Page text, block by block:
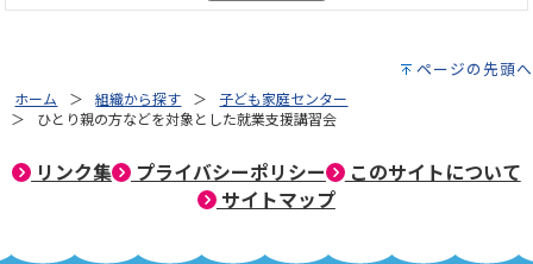
ページの先頭へ
ホーム 組織から探す
子ども家庭センター
ひとり親の方などを対象とした就業支援講習会
リンク集 プライバシーポリシー
このサイトについて
サイトマップ